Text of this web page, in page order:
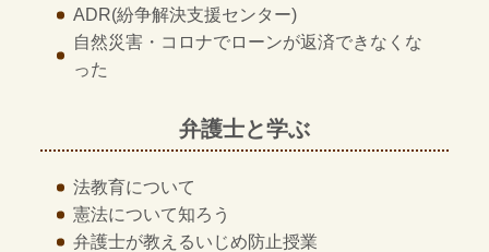
ADR(紛争解決支援センター)
自然災害・コロナでローンが返済できなくな
った
弁護士と学ぶ
法教育について
憲法について知ろう
弁護士が教えるいじめ防止授業